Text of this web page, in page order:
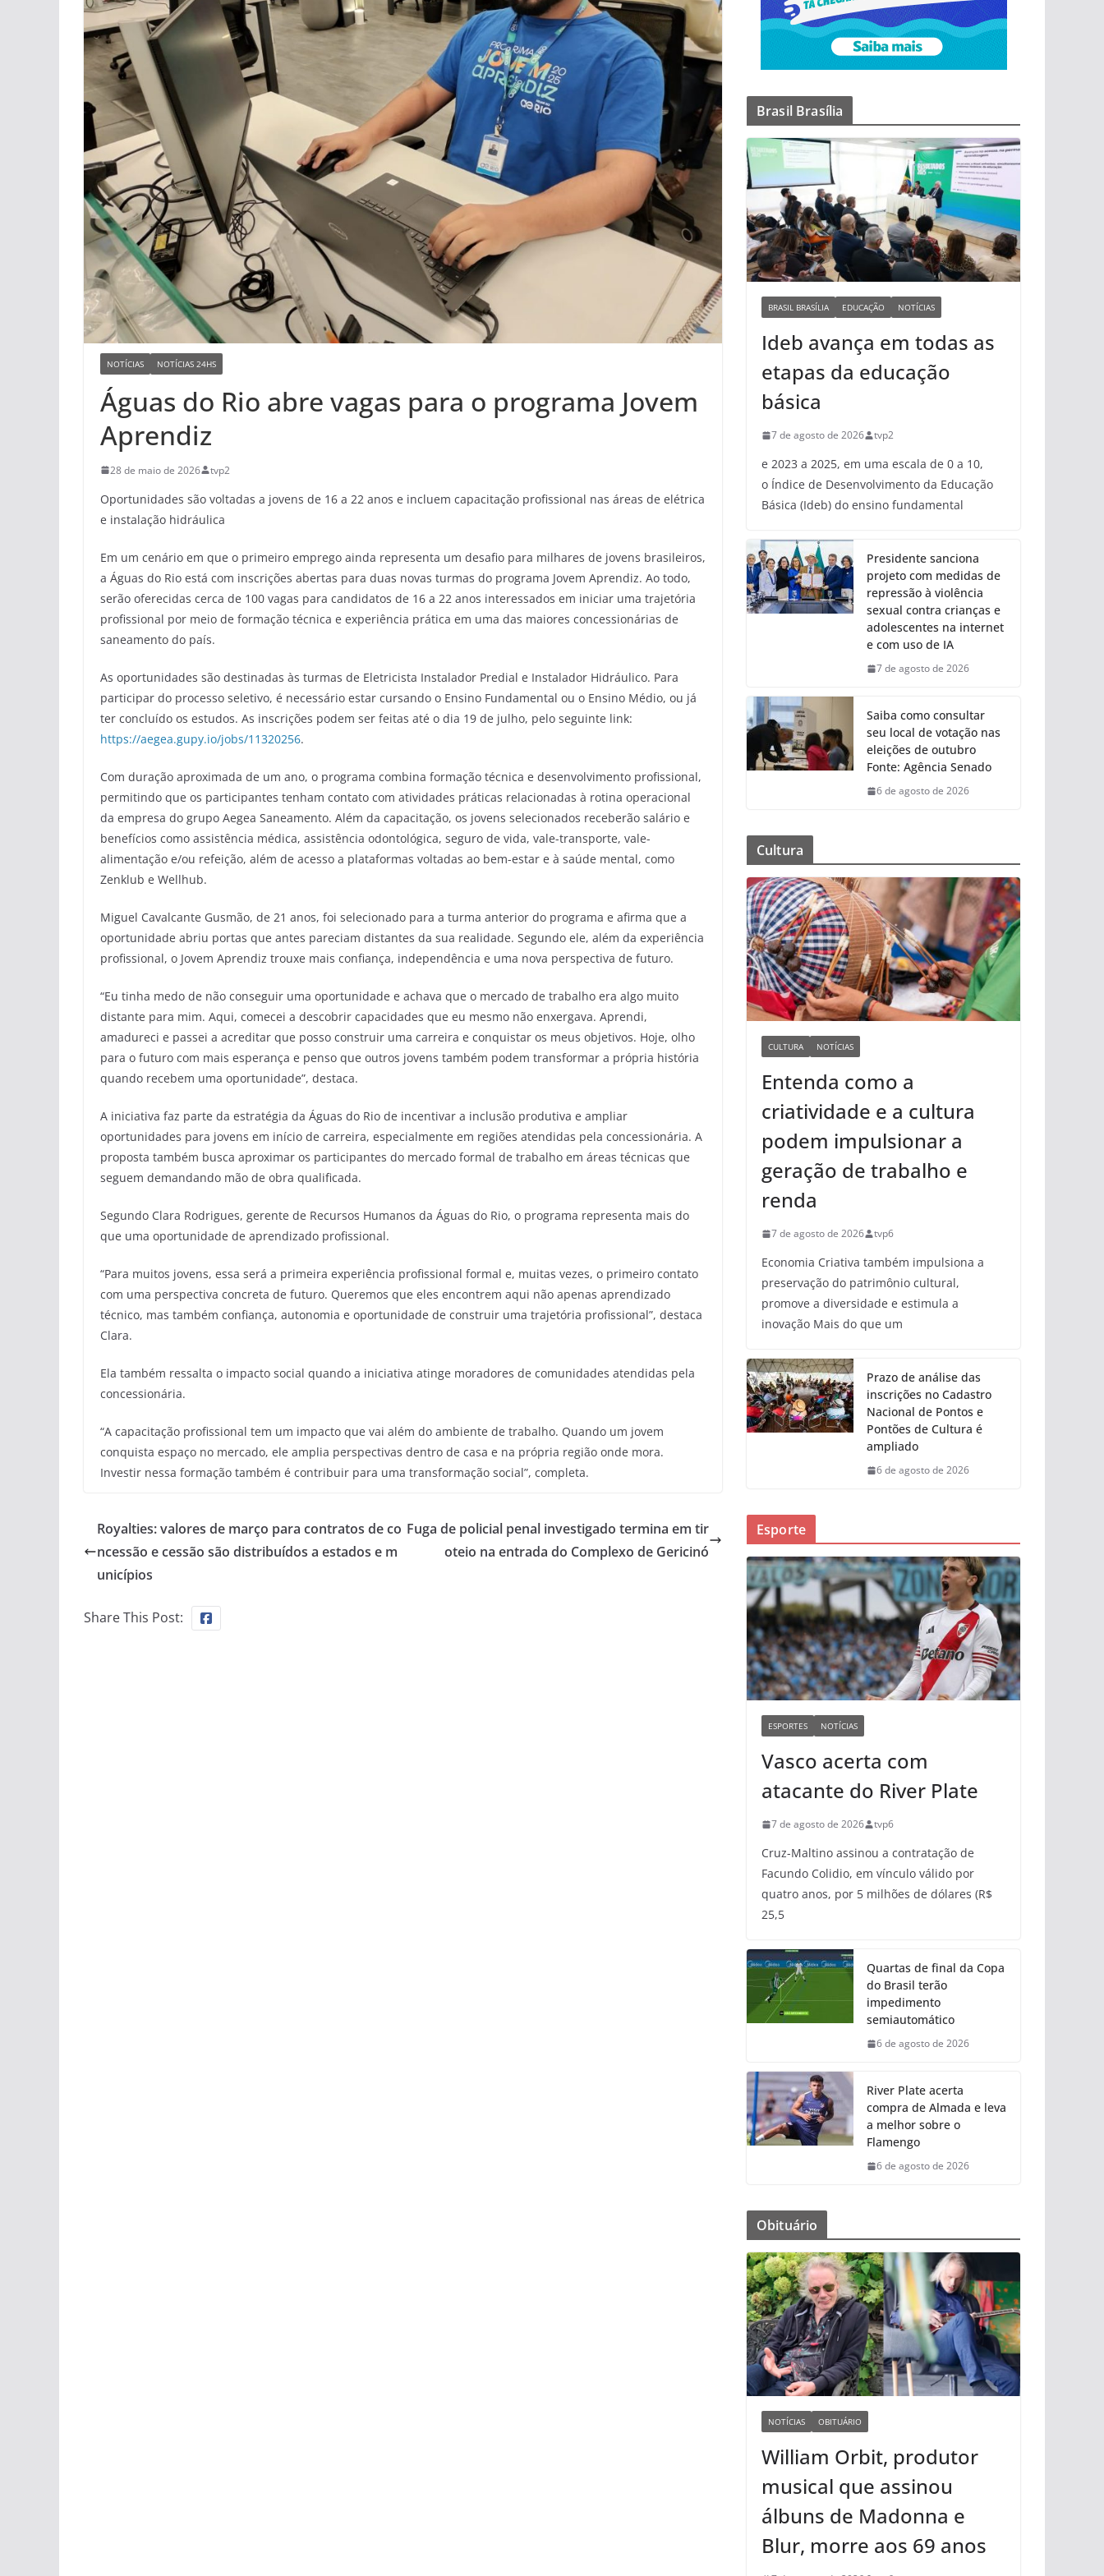
NOTÍCIAS NOTÍCIAS 24HS
Águas do Rio abre vagas para o programa Jovem
Aprendiz
28 de maio de 2026 tvp2
Oportunidades são voltadas a jovens de 16 a 22 anos e incluem capacitação profissional nas áreas de elétrica
e instalação hidráulica
Em um cenário em que o primeiro emprego ainda representa um desafio para milhares de jovens brasileiros,
a Águas do Rio está com inscrições abertas para duas novas turmas do programa Jovem Aprendiz. Ao todo,
serão oferecidas cerca de 100 vagas para candidatos de 16 a 22 anos interessados em iniciar uma trajetória
profissional por meio de formação técnica e experiência prática em uma das maiores concessionárias de
saneamento do país.
As oportunidades são destinadas às turmas de Eletricista Instalador Predial e Instalador Hidráulico. Para
participar do processo seletivo, é necessário estar cursando o Ensino Fundamental ou o Ensino Médio, ou já
ter concluído os estudos. As inscrições podem ser feitas até o dia 19 de julho, pelo seguinte link:
https://aegea.gupy.io/jobs/11320256.
Com duração aproximada de um ano, o programa combina formação técnica e desenvolvimento profissional,
permitindo que os participantes tenham contato com atividades práticas relacionadas à rotina operacional
da empresa do grupo Aegea Saneamento. Além da capacitação, os jovens selecionados receberão salário e
benefícios como assistência médica, assistência odontológica, seguro de vida, vale-transporte, vale-
alimentação e/ou refeição, além de acesso a plataformas voltadas ao bem-estar e à saúde mental, como
Zenklub e Wellhub.
Miguel Cavalcante Gusmão, de 21 anos, foi selecionado para a turma anterior do programa e afirma que a
oportunidade abriu portas que antes pareciam distantes da sua realidade. Segundo ele, além da experiência
profissional, o Jovem Aprendiz trouxe mais confiança, independência e uma nova perspectiva de futuro.
“Eu tinha medo de não conseguir uma oportunidade e achava que o mercado de trabalho era algo muito
distante para mim. Aqui, comecei a descobrir capacidades que eu mesmo não enxergava. Aprendi,
amadureci e passei a acreditar que posso construir uma carreira e conquistar os meus objetivos. Hoje, olho
para o futuro com mais esperança e penso que outros jovens também podem transformar a própria história
quando recebem uma oportunidade”, destaca.
A iniciativa faz parte da estratégia da Águas do Rio de incentivar a inclusão produtiva e ampliar
oportunidades para jovens em início de carreira, especialmente em regiões atendidas pela concessionária. A
proposta também busca aproximar os participantes do mercado formal de trabalho em áreas técnicas que
seguem demandando mão de obra qualificada.
Segundo Clara Rodrigues, gerente de Recursos Humanos da Águas do Rio, o programa representa mais do
que uma oportunidade de aprendizado profissional.
“Para muitos jovens, essa será a primeira experiência profissional formal e, muitas vezes, o primeiro contato
com uma perspectiva concreta de futuro. Queremos que eles encontrem aqui não apenas aprendizado
técnico, mas também confiança, autonomia e oportunidade de construir uma trajetória profissional”, destaca
Clara.
Ela também ressalta o impacto social quando a iniciativa atinge moradores de comunidades atendidas pela
concessionária.
“A capacitação profissional tem um impacto que vai além do ambiente de trabalho. Quando um jovem
conquista espaço no mercado, ele amplia perspectivas dentro de casa e na própria região onde mora.
Investir nessa formação também é contribuir para uma transformação social”, completa.
Royalties: valores de março para contratos de co
ncessão e cessão são distribuídos a estados e m
unicípios
Fuga de policial penal investigado termina em tir
oteio na entrada do Complexo de Gericinó
Share This Post:
Brasil Brasília
BRASIL BRASÍLIA EDUCAÇÃO NOTÍCIAS
Ideb avança em todas as
etapas da educação
básica
7 de agosto de 2026 tvp2
e 2023 a 2025, em uma escala de 0 a 10,
o Índice de Desenvolvimento da Educação
Básica (Ideb) do ensino fundamental
Presidente sanciona
projeto com medidas de
repressão à violência
sexual contra crianças e
adolescentes na internet
e com uso de IA
7 de agosto de 2026
Saiba como consultar
seu local de votação nas
eleições de outubro
Fonte: Agência Senado
6 de agosto de 2026
Cultura
CULTURA NOTÍCIAS
Entenda como a
criatividade e a cultura
podem impulsionar a
geração de trabalho e
renda
7 de agosto de 2026 tvp6
Economia Criativa também impulsiona a
preservação do patrimônio cultural,
promove a diversidade e estimula a
inovação Mais do que um
Prazo de análise das
inscrições no Cadastro
Nacional de Pontos e
Pontões de Cultura é
ampliado
6 de agosto de 2026
Esporte
ESPORTES NOTÍCIAS
Vasco acerta com
atacante do River Plate
7 de agosto de 2026 tvp6
Cruz-Maltino assinou a contratação de
Facundo Colidio, em vínculo válido por
quatro anos, por 5 milhões de dólares (R$
25,5
Quartas de final da Copa
do Brasil terão
impedimento
semiautomático
6 de agosto de 2026
River Plate acerta
compra de Almada e leva
a melhor sobre o
Flamengo
6 de agosto de 2026
Obituário
NOTÍCIAS OBITUÁRIO
William Orbit, produtor
musical que assinou
álbuns de Madonna e
Blur, morre aos 69 anos